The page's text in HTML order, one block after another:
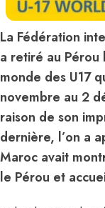
La Fédération
a retiré au Pérou
monde des U17
novembre au 2
raison de son
dernière, l’on a
Maroc avait
le Pérou et